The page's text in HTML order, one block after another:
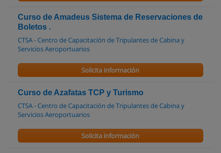
Curso de Amadeus Sistema de Reservaciones de
Boletos .
CTSA - Centro de Capacitación de Tripulantes de Cabina y
Servicios Aeroportuarios
Solicita información
Curso de Azafatas TCP y Turismo
CTSA - Centro de Capacitación de Tripulantes de Cabina y
Servicios Aeroportuarios
Solicita información